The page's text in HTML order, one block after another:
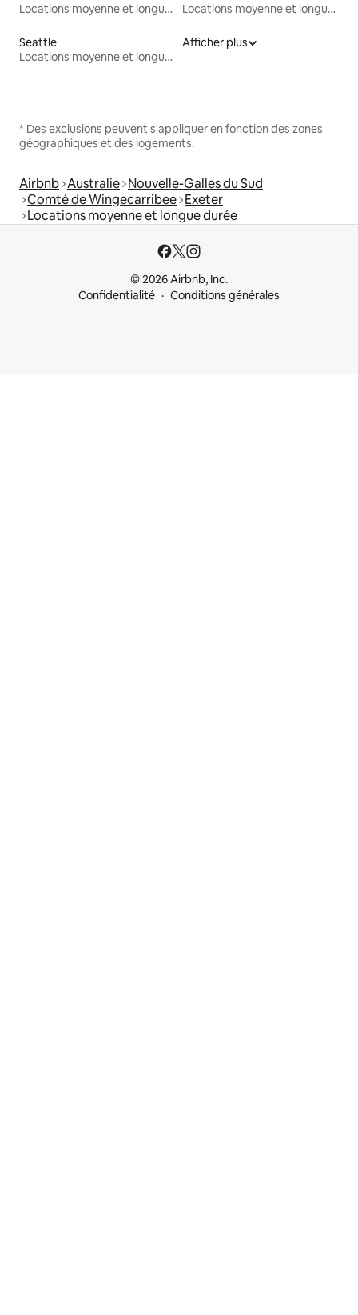
Locations moyenne et longue durée
Locations moyenne et longue durée
Seattle
Locations moyenne et longue durée
Afficher plus
* Des exclusions peuvent s'appliquer en fonction des zones
géographiques et des logements.
Airbnb Australie Nouvelle-Galles du Sud
Comté de Wingecarribee Exeter
Locations moyenne et longue durée
© 2026 Airbnb, Inc.
Confidentialité
Conditions générales